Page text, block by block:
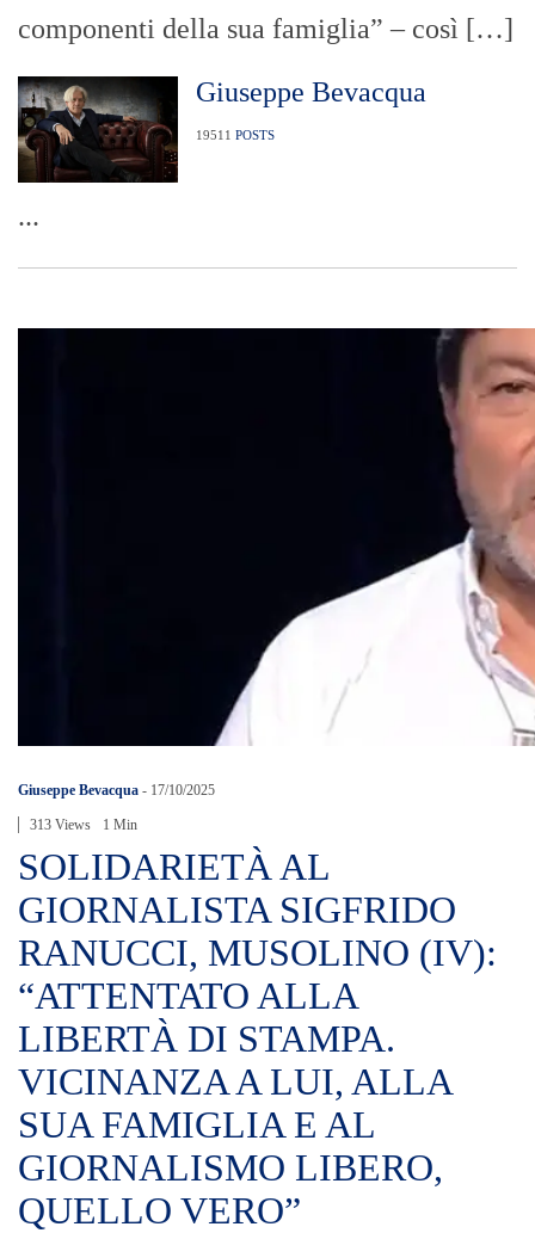
componenti della sua famiglia” – così […]
Giuseppe Bevacqua
19511 POSTS
...
Giuseppe Bevacqua - 17/10/2025
313 Views 1 Min
SOLIDARIETÀ AL
GIORNALISTA SIGFRIDO
RANUCCI, MUSOLINO (IV):
“ATTENTATO ALLA
LIBERTÀ DI STAMPA.
VICINANZA A LUI, ALLA
SUA FAMIGLIA E AL
GIORNALISMO LIBERO,
QUELLO VERO”​